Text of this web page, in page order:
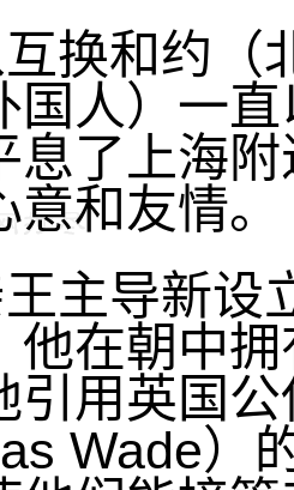
和约（
国人）一
息了上海
和友情。
导新设
他在朝中
引用英国
Wade）